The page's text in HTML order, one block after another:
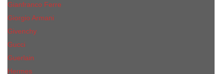
Gianfranco Ferre
Giorgio Armani
Givenchy
Gucci
Guerlain
Hermes